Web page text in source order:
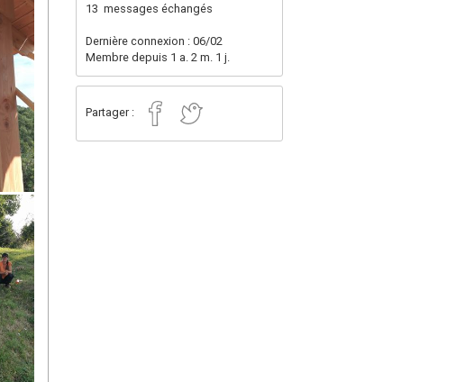
13 messages échangés
Dernière connexion : 06/02
Membre depuis 1 a. 2 m. 1 j.
Partager :